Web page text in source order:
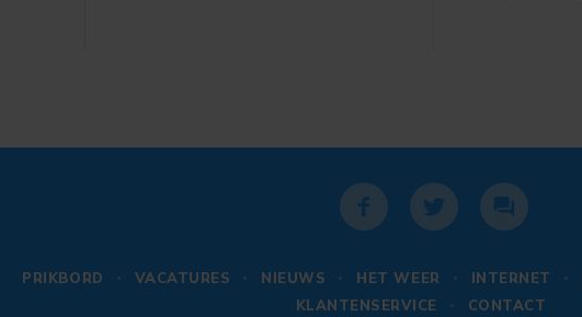
PRIKBORD VACATURES NIEUWS HET WEER INTERNET
KLANTENSERVICE
CONTACT